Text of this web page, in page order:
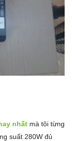
nhất mà tôi từng
suất 280W đủ